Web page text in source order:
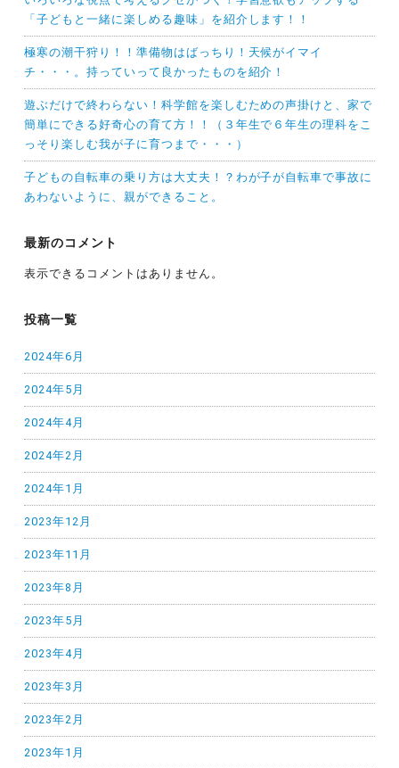
「子どもと一緒に楽しめる趣味」を紹介します！！
極寒の潮干狩り！！準備物はばっちり！天候がイマイ
チ・・・。持っていって良かったものを紹介！
遊ぶだけで終わらない！科学館を楽しむための声掛けと、家で
簡単にできる好奇心の育て方！！（３年生で６年生の理科をこ
っそり楽しむ我が子に育つまで・・・）
子どもの自転車の乗り方は大丈夫！？わが子が自転車で事故に
あわないように、親ができること。
最新のコメント
表示できるコメントはありません。
投稿一覧
2024年6月
2024年5月
2024年4月
2024年2月
2024年1月
2023年12月
2023年11月
2023年8月
2023年5月
2023年4月
2023年3月
2023年2月
2023年1月